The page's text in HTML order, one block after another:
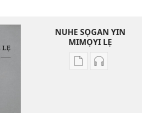
NUHE SỌGAN YIN
MIMỌYI LẸ
Lehe Lehe